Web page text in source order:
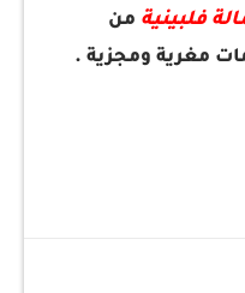
فلبينية من
مغرية ومجزية .